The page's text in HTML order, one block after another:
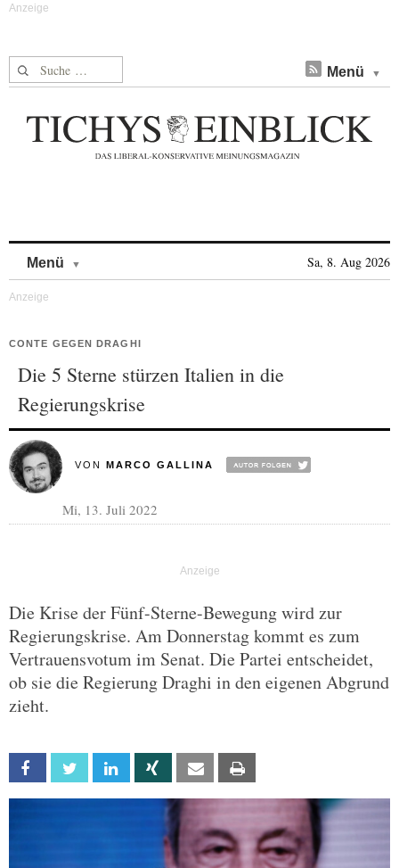
Suche nach: Menü
Menü Sa, 8. Aug 2026
CONTE GEGEN DRAGHI
Die 5 Sterne stürzen Italien in die
Regierungskrise
VON MARCO GALLINA
Mi, 13. Juli 2022
Die Krise der Fünf-Sterne-Bewegung wird zur
Regierungskrise. Am Donnerstag kommt es zum
Vertrauensvotum im Senat. Die Partei entscheidet,
ob sie die Regierung Draghi in den eigenen Abgrund
zieht.
Facebook Twitter Linkedin Xing Email